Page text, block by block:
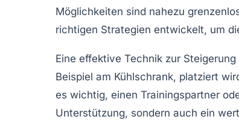
Möglichkeiten sind nahezu
richtigen Strategien entwickelt, um
Eine effektive Technik zur Steigerung
Beispiel am Kühlschrank, platziert
es wichtig, einen Trainingspartner
Unterstützung, sondern auch ein